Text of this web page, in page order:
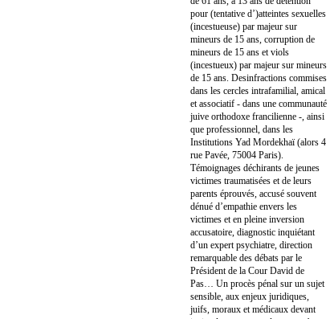
pour (tentative d’)atteintes sexuelles
(incestueuse) par majeur sur
mineurs de 15 ans, corruption de
mineurs de 15 ans et viols
(incestueux) par majeur sur mineurs
de 15 ans. Desinfractions commises
dans les cercles intrafamilial, amical
et associatif - dans une communauté
juive orthodoxe francilienne -, ainsi
que professionnel, dans les
Institutions Yad Mordekhaï (alors 4
rue Pavée, 75004 Paris).
Témoignages déchirants de jeunes
victimes traumatisées et de leurs
parents éprouvés, accusé souvent
dénué d’empathie envers les
victimes et en pleine inversion
accusatoire, diagnostic inquiétant
d’un expert psychiatre, direction
remarquable des débats par le
Président de la Cour David de
Pas… Un procès pénal sur un sujet
sensible, aux enjeux juridiques,
juifs, moraux et médicaux devant